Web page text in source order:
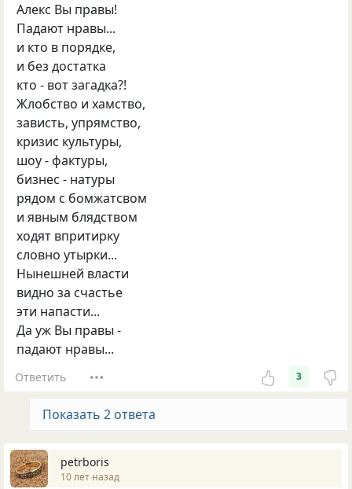
Алекс Вы правы!
Падают нравы...
и кто в порядке,
и без достатка
кто - вот загадка?!
Жлобство и хамство,
зависть, упрямство,
кризис культуры,
шоу - фактуры,
бизнес - натуры
рядом с бомжатсвом
и явным блядством
ходят впритирку
словно утырки...
Нынешней власти
видно за счастье
эти напасти...
Да уж Вы правы -
падают нравы...
Ответить 3
Показать 2 ответа
petrboris
10 лет назад